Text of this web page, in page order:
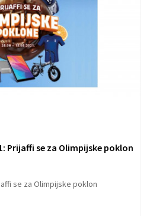
Prijaffi se za Olimpijske poklon
se za Olimpijske poklon